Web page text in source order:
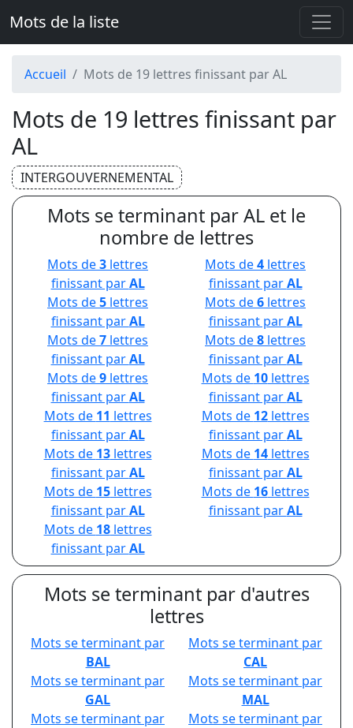
Mots de la liste
Accueil Mots de 19 lettres finissant par AL
Mots de 19 lettres finissant par
AL
INTERGOUVERNEMENTAL
Mots se terminant par AL et le
nombre de lettres
Mots de3 lettres
finissant parAL
Mots de4 lettres
finissant parAL
Mots de5 lettres
finissant parAL
Mots de6 lettres
finissant parAL
Mots de7 lettres
finissant parAL
Mots de8 lettres
finissant parAL
Mots de9 lettres
finissant parAL
Mots de 10lettres
finissant parAL
Mots de 11 lettres
finissant parAL
Mots de 12lettres
finissant parAL
Mots de 13lettres
finissant parAL
Mots de 14lettres
finissant parAL
Mots de 15lettres
finissant parAL
Mots de 16lettres
finissant parAL
Mots de 18lettres
finissant parAL
Mots se terminant par d'autres
lettres
Mots se terminant par
BAL
Mots se terminant par
CAL
Mots se terminant par
GAL
Mots se terminant par
MAL
Mots se terminant par
Mots se terminant par